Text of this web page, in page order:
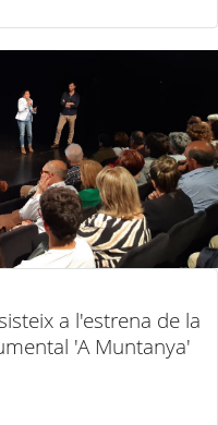
a l'estrena de la
'A Muntanya'